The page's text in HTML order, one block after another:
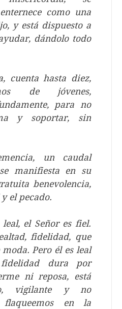
como una
y está dispuesto a
dándolo todo
cuenta hasta diez,
de jóvenes,
para no
y soportar, sin
un caudal
manifiesta en su
benevolencia,
el pecado.
leal, el Señor es fiel.
fidelidad, que
Pero él es leal
dura por
ni reposa, está
vigilante y no
en la